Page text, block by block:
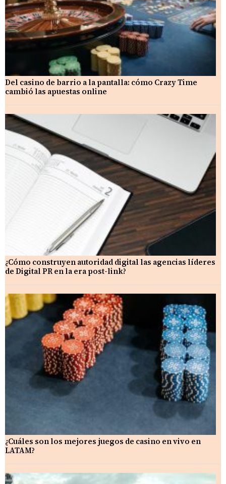
Del casino de barrio a la pantalla: cómo Crazy Time
cambió las apuestas online
¿Cómo construyen autoridad digital las agencias líderes
de Digital PR en la era post-link?
¿Cuáles son los mejores juegos de casino en vivo en
LATAM?